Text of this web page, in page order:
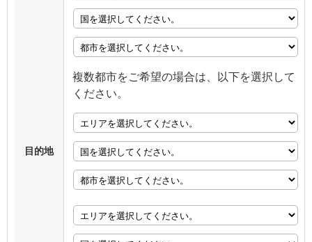
目的地
複数都市をご希望の場合は、以下を選択して
ください。